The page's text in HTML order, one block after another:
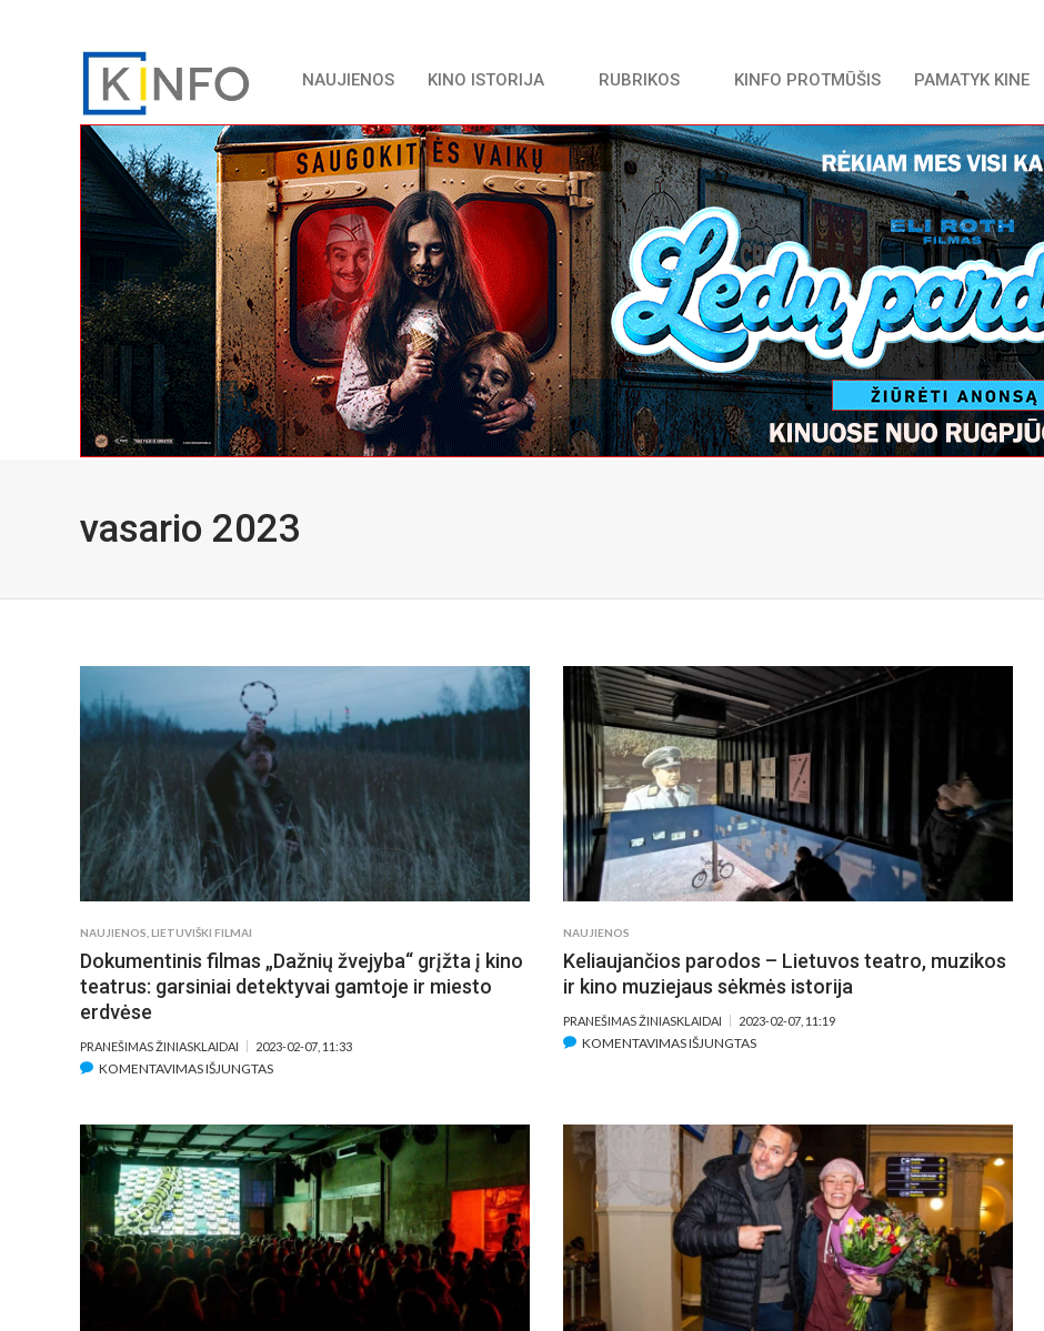
NAUJIENOS KINO ISTORIJA RUBRIKOS KINFO PROTMŪŠIS PAMATYK KINE
vasario 2023
NAUJIENOS LIETUVIŠKI FILMAI
Dokumentinis filmas „Dažnių žvejyba“ grįžta į kino
teatrus: garsiniai detektyvai gamtoje ir miesto
erdvėse
PRANEŠIMAS ŽINIASKLAIDAI 2023-02-07, 11:33
KOMENTAVIMAS IŠJUNGTASĮRAŠE
„DAŽNIŲ
ŽVEJYBA“
GRĮŽTA
Į
KINO
TEATRUS:
GARSINIAI
DETEKTYVAI
NAUJIENOS
Keliaujančios parodos – Lietuvos teatro, muzikos
ir kino muziejaus sėkmės istorija
PRANEŠIMAS ŽINIASKLAIDAI 2023-02-07, 11:19
KOMENTAVIMAS IŠJUNGTASĮRAŠE
LIETUVOS
TEATRO,
MUZIKOS
IR
KINO
MUZIEJAUS
SĖKMĖS
ISTORIJA